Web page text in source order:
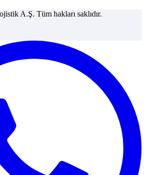
A.Ş. Tüm hakları saklıdır.